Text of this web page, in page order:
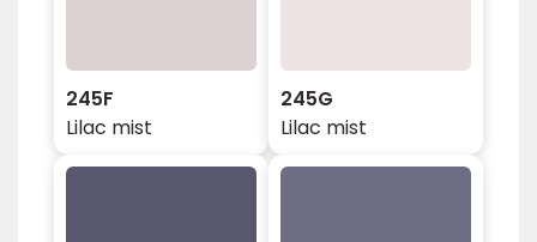
245F
Lilac mist
245G
Lilac mist